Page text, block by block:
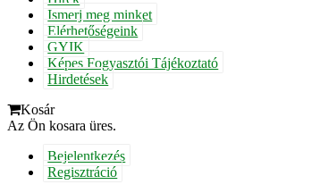
Ismerj meg minket
Elérhetőségeink
GYIK
Képes Fogyasztói Tájékoztató
Hirdetések
Kosár
Az Ön kosara üres.
Bejelentkezés
Regisztráció